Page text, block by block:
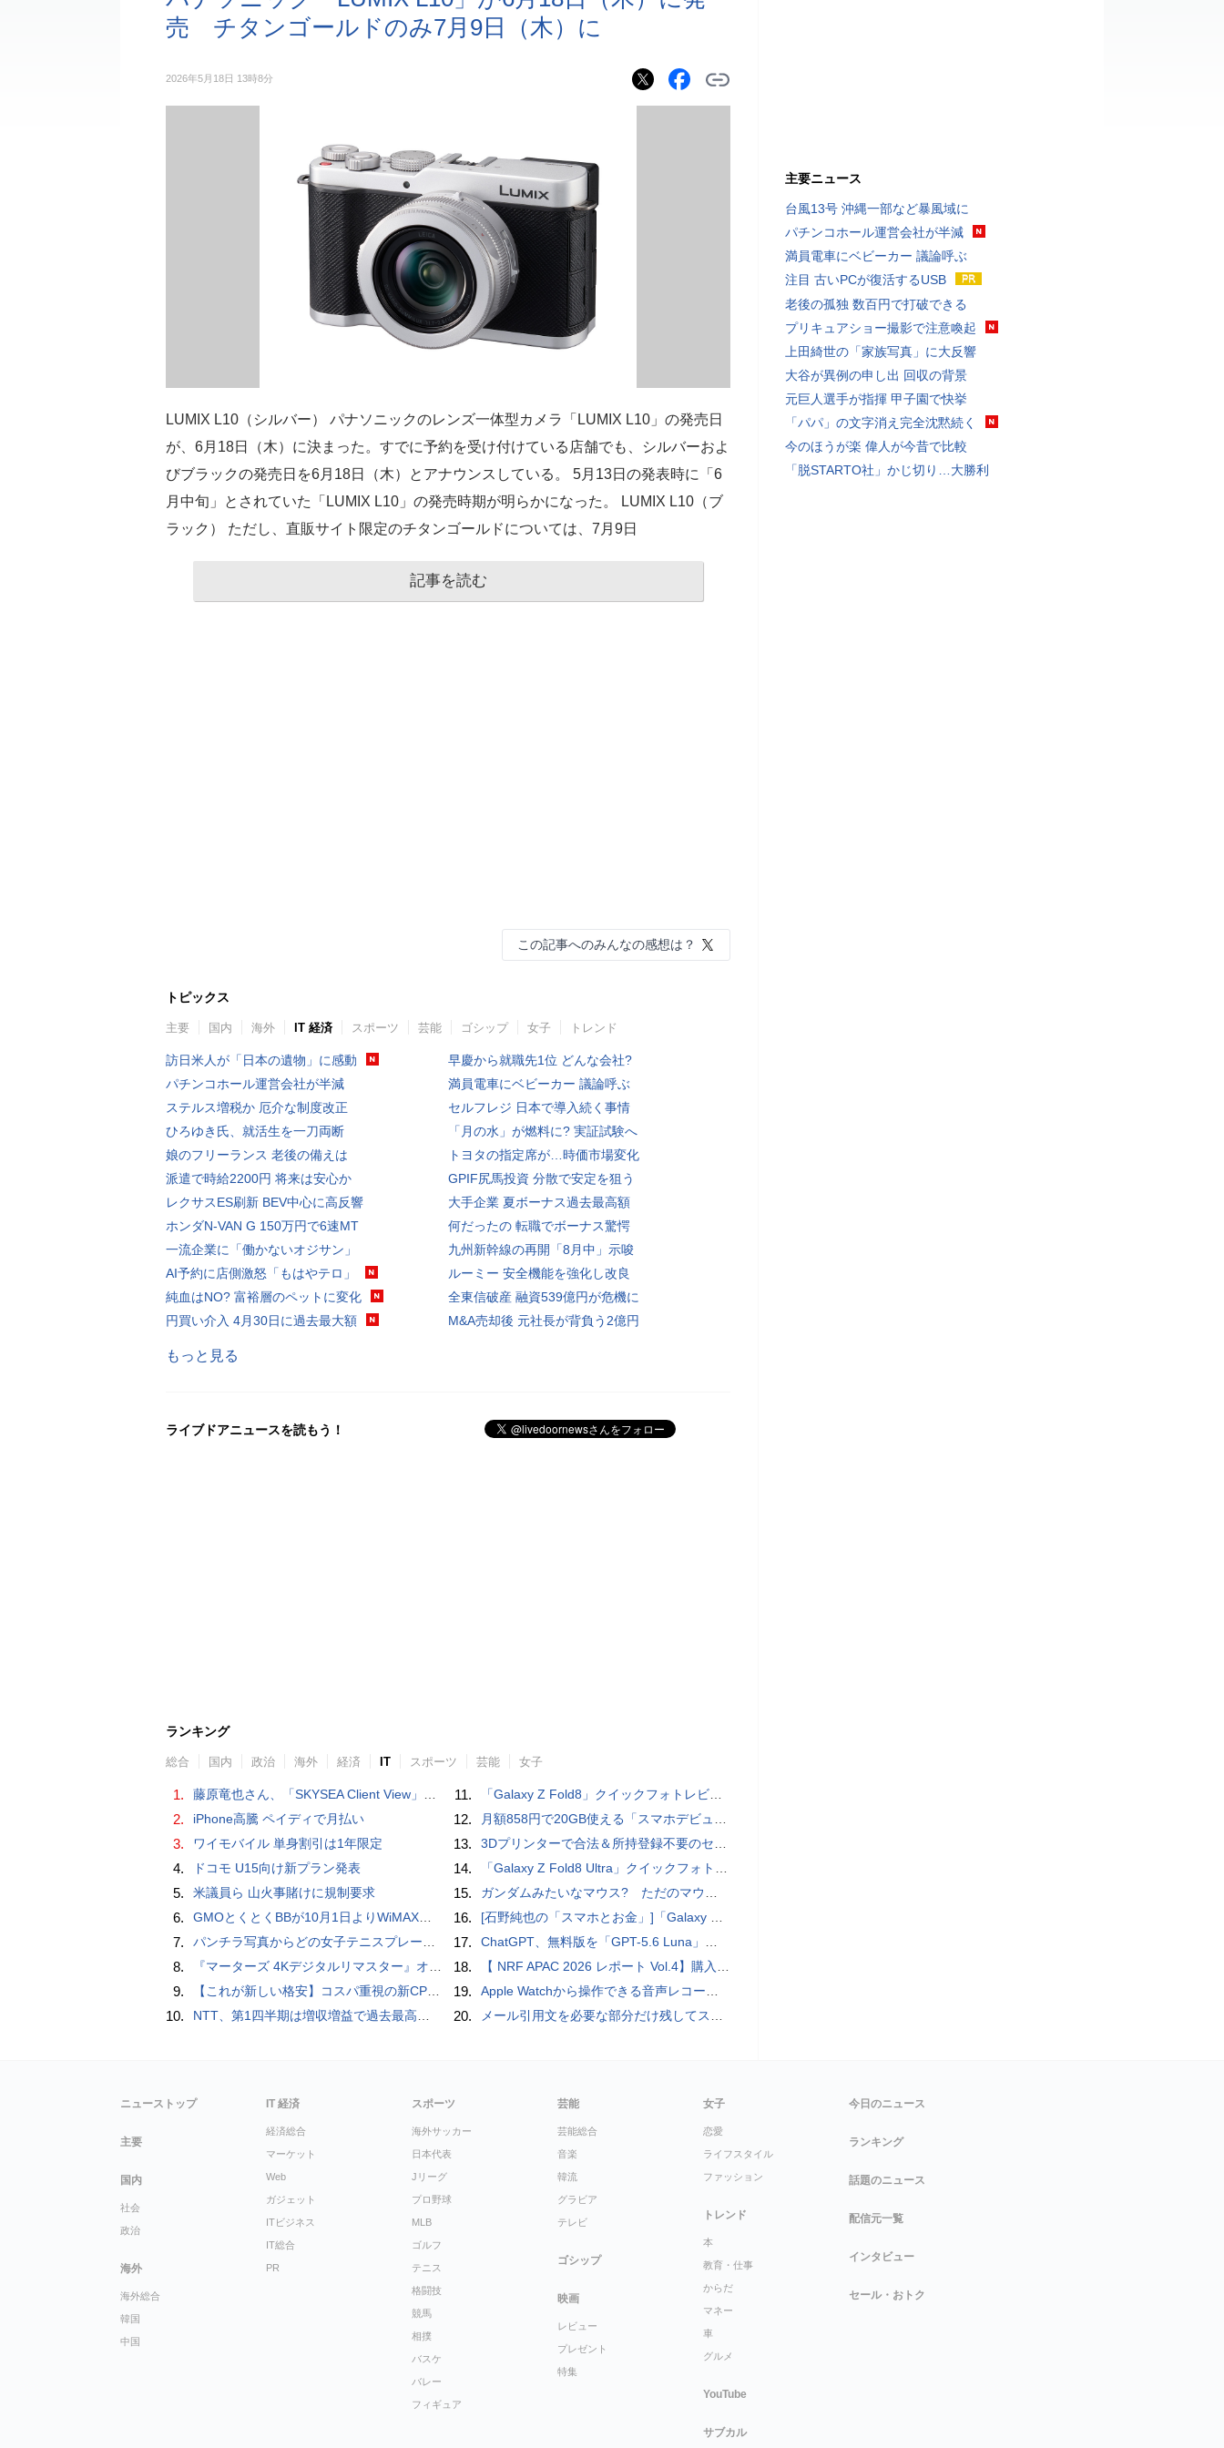
売 チタンゴールドのみ7月9日（木）に
2026年5月18日 13時8分
LUMIX L10（シルバー） パナソニックのレンズ一体型カメラ「LUMIX L10」の発売日
が、6月18日（木）に決まった。すでに予約を受け付けている店舗でも、シルバーおよ
びブラックの発売日を6月18日（木）とアナウンスしている。 5月13日の発表時に「6
月中旬」とされていた「LUMIX L10」の発売時期が明らかになった。 LUMIX L10（ブ
ラック） ただし、直販サイト限定のチタンゴールドについては、7月9日
記事を読む
この記事へのみんなの感想は？
トピックス
主要 国内 海外 IT 経済 スポーツ 芸能 ゴシップ 女子 トレンド
訪日米人が「日本の遺物」に感動
パチンコホール運営会社が半減
ステルス増税か 厄介な制度改正
ひろゆき氏、就活生を一刀両断
娘のフリーランス 老後の備えは
派遣で時給2200円 将来は安心か
レクサスES刷新 BEV中心に高反響
ホンダN-VAN G 150万円で6速MT
一流企業に「働かないオジサン」
AI予約に店側激怒「もはやテロ」
純血はNO? 富裕層のペットに変化
円買い介入 4月30日に過去最大額
早慶から就職先1位 どんな会社?
満員電車にベビーカー 議論呼ぶ
セルフレジ 日本で導入続く事情
「月の水」が燃料に? 実証試験へ
トヨタの指定席が…時価市場変化
GPIF尻馬投資 分散で安定を狙う
大手企業 夏ボーナス過去最高額
何だったの 転職でボーナス驚愕
九州新幹線の再開「8月中」示唆
ルーミー 安全機能を強化し改良
全東信破産 融資539億円が危機に
M&A売却後 元社長が背負う2億円
もっと見る
ライブドアニュースを読もう！
ランキング
総合 国内 政治 海外 経済 IT スポーツ 芸能 女子
1. 藤原竜也さん、「SKYSEA Client View」新CMで「AI労務改善」をアピール 働き方をAIが分析したら「すぐに休んで」と言われる？
2. iPhone高騰 ペイディで月払い
3. ワイモバイル 単身割引は1年限定
4. ドコモ U15向け新プラン発表
5. 米議員ら 山火事賭けに規制要求
6. GMOとくとくBBが10月1日よりWiMAXなど月額605円値上げ！全6種の重要変更を徹底解説
7. パンチラ写真からどの女子テニスプレーヤーのものなのか当てるクイズ「Tennis Upskirts」
8. 『マーターズ 4Kデジタルリマスター』オールナイト上映、鬼畜な併映作品が決定 全部観たら“生還証”をプレゼント［ホラー通信］
9. 【これが新しい格安】コスパ重視の新CPUを搭載した「 Beelink EQi Wildcat Lake Core 3 304」をレビューします。なんと10G LANも搭載していますよ
10. NTT、第1四半期は増収増益で過去最高 IOWNや分散GPUの取り組みを説明
11. 「Galaxy Z Fold8」クイックフォトレビュー
12. 月額858円で20GB使える「スマホデビュープラン U15」ドコモが提供、ahamoも割引になる親子割も
13. 3Dプリンターで合法＆所持登録不要のセミオートマチック銃を自作、発砲試験にも成功した猛者が登場
14. 「Galaxy Z Fold8 Ultra」クイックフォトレビュー
15. ガンダムみたいなマウス? ただのマウスとは違うのだよ1944通りの形状に変更できる驚異のマウス
16. [石野純也の「スマホとお金」]「Galaxy Z Fold7／Flip7」発表、注目したいソフトバンクの価格攻勢
17. ChatGPT、無料版を「GPT-5.6 Luna」に刷新、チャット無制限に 有料版のSolも精度向上
18. 【 NRF APAC 2026 レポート Vol.4】購入の瞬間に眠る価値 Transaction Momentとリテールの次の成長戦略
19. ​Apple Watchから操作できる音声レコーダMeta Recorder、録音レベル調整も対応
20. メール引用文を必要な部分だけ残してスッキリ返信するiPhoneメールの便利技：iPhone Tips
主要ニュース
台風13号 沖縄一部など暴風域に
パチンコホール運営会社が半減
満員電車にベビーカー 議論呼ぶ
注目 古いPCが復活するUSB
老後の孤独 数百円で打破できる
プリキュアショー撮影で注意喚起
上田綺世の「家族写真」に大反響
大谷が異例の申し出 回収の背景
元巨人選手が指揮 甲子園で快挙
「パパ」の文字消え完全沈黙続く
今のほうが楽 偉人が今昔で比較
「脱STARTO社」かじ切り…大勝利
ニューストップ
主要
国内
社会
政治
海外
海外総合
韓国
中国
IT 経済
経済総合
マーケット
Web
ガジェット
ITビジネス
IT総合
PR
スポーツ
海外サッカー
日本代表
Jリーグ
プロ野球
MLB
ゴルフ
テニス
格闘技
競馬
相撲
バスケ
バレー
フィギュア
芸能
芸能総合
音楽
韓流
グラビア
テレビ
ゴシップ
映画
レビュー
プレゼント
特集
女子
恋愛
ライフスタイル
ファッション
トレンド
本
教育・仕事
からだ
マネー
車
グルメ
YouTube
サブカル
今日のニュース
ランキング
話題のニュース
配信元一覧
インタビュー
セール・おトク